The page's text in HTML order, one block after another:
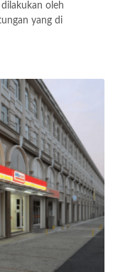
oleh
yang di